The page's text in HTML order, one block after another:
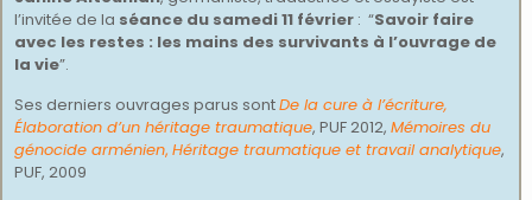
l’invitée de la séance du samedi 11 février : “Savoir faire
avec les restes : les mains des survivants à l’ouvrage de
la vie”.
Ses derniers ouvrages parus sontDe la cure à l’écriture,
Élaboration d’un héritage traumatique, PUF 2012, Mémoires du
génocide arménien, Héritage traumatique et travail analytique,
PUF, 2009